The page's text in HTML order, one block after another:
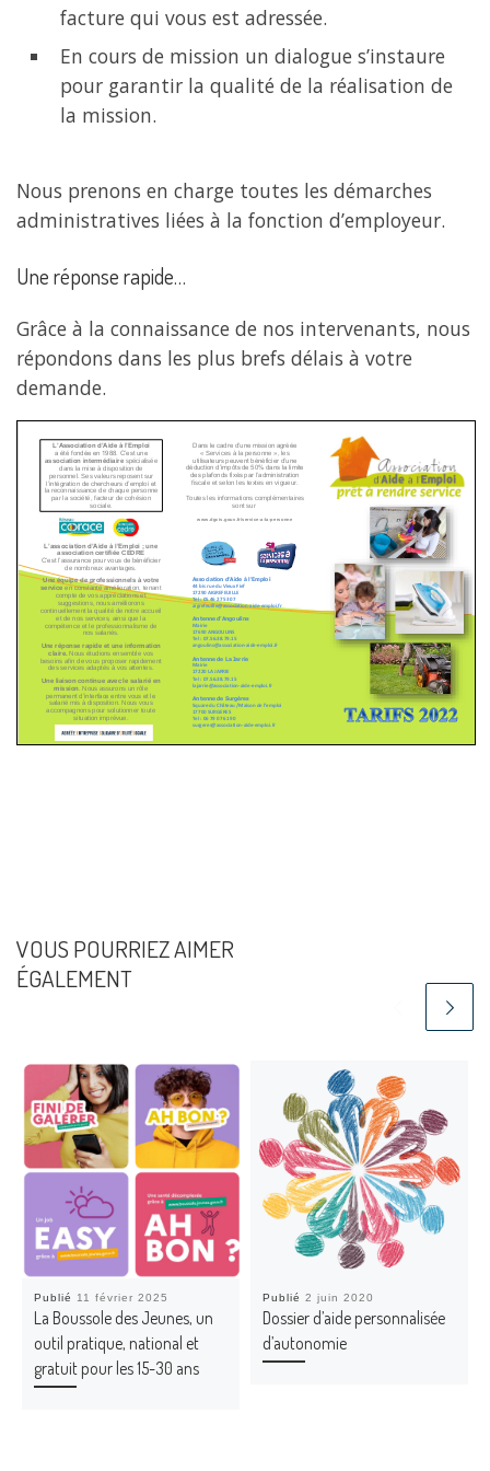
facture qui vous est adressée.
En cours de mission un dialogue s’instaure
pour garantir la qualité de la réalisation de
la mission.
Nous prenons en charge toutes les démarches
administratives liées à la fonction d’employeur.
Une réponse rapide…
Grâce à la connaissance de nos intervenants, nous
répondons dans les plus brefs délais à votre
demande.
VOUS POURRIEZ AIMER
ÉGALEMENT
Publié 11 février 2025
La Boussole des Jeunes, un
outil pratique, national et
gratuit pour les 15-30 ans
Publié2 juin 2020
Dossier d’aide personnalisée
d’autonomie